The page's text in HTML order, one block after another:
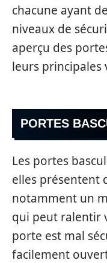
chacune ayant
niveaux de
aperçu des
leurs principales
PORTES
Les portes
elles présentent
notamment un
qui peut ralentir
porte est mal
facilement